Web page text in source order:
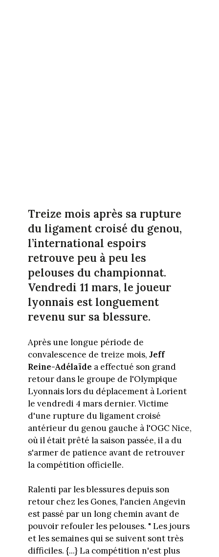
Treize mois après sa rupture
du ligament croisé du genou,
l’international espoirs
retrouve peu à peu les
pelouses du championnat.
Vendredi 11 mars, le joueur
lyonnais est longuement
revenu sur sa blessure.
Après une longue période de
convalescence de treize mois, Jeff
Reine-Adélaïde a effectué son grand
retour dans le groupe de l'Olympique
Lyonnais lors du déplacement à Lorient
le vendredi 4 mars dernier. Victime
d'une rupture du ligament croisé
antérieur du genou gauche à l'OGC Nice,
où il était prêté la saison passée, il a du
s'armer de patience avant de retrouver
la compétition officielle.
Ralenti par les blessures depuis son
retour chez les Gones, l'ancien Angevin
est passé par un long chemin avant de
pouvoir refouler les pelouses. " Les jours
et les semaines qui se suivent sont très
difficiles. {...} La compétition n'est plus